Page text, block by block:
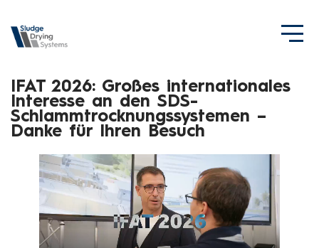
IFAT 2026: Großes internationales
Interesse an den SDS-
Schlammtrocknungssystemen –
Danke für Ihren Besuch